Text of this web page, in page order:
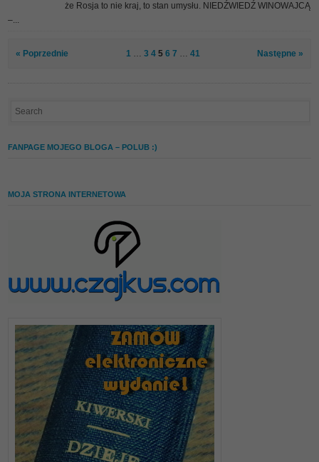
że Rosja to nie kraj, to stan umysłu. NIEDŹWIEDŹ WINOWAJCĄ
–...
« Poprzednie 1 … 3 4 5 6 7 … 41 Następne »
FANPAGE MOJEGO BLOGA – POLUB :)
MOJA STRONA INTERNETOWA